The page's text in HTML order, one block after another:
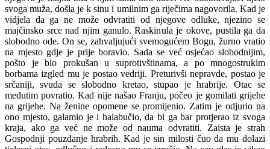
svoga muža, došla je k sinu i umilnim ga riječima nagovorila. Kad je
vidjela da ga ne može odvratiti od njegove odluke, njezino se
majčinsko srce nad njim ganulo. Raskinula je okove, pustila ga da
slobodno ode. On se, zahvaljujući svemogućem Bogu, žurno vratio
na mjesto gdje je prije boravio. Sada se već osjećao slobodnijim,
pošto je bio prokušan u suprotivštinama, a po mnogostrukim
borbama izgled mu je postao vedriji. Preturivši nepravde, postao je
srčaniji, svuda se slobodno kretao, stupao je hrabrije. Otac se
međutim povratio. Kad nije našao Franju, počeo je gomilati grijehe
na grijehe. Na ženine opomene se promijenio. Zatim je odjurio na
ono mjesto, galamio je i halabučio, da bi ga bar protjerao iz svoga
kraja, ako ga već ne može od nauma odvratiti. Zaista je strah
Gospodnji pouzdanje hrabrih. Kad je sin milosti čuo da mu dolazi